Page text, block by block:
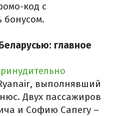
код с
бонусом.
главное
выполнявший
Двух пассажиров
и Софию Сапегу –